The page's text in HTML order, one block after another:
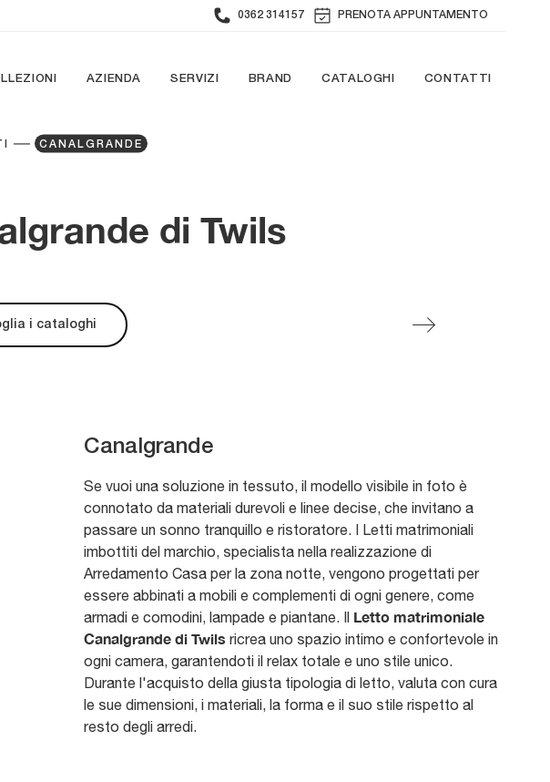
0362 314157 PRENOTA APPUNTAMENTO
AZIENDA SERVIZI BRAND CATALOGHI CONTATTI
CANALGRANDE
di Twils
i cataloghi
Canalgrande
Se vuoi una soluzione in tessuto, il modello visibile in foto è
connotato da materiali durevoli e linee decise, che invitano a
passare un sonno tranquillo e ristoratore. I Letti matrimoniali
imbottiti del marchio, specialista nella realizzazione di
Arredamento Casa per la zona notte, vengono progettati per
essere abbinati a mobili e complementi di ogni genere, come
armadi e comodini, lampade e piantane. Il Letto matrimoniale
Canalgrande di Twils ricrea uno spazio intimo e confortevole in
ogni camera, garantendoti il relax totale e uno stile unico.
Durante l'acquisto della giusta tipologia di letto, valuta con cura
le sue dimensioni, i materiali, la forma e il suo stile rispetto al
resto degli arredi.